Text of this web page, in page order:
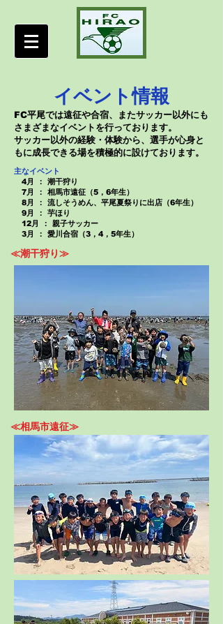
イベント情報
FC平尾では遠征や合宿、またサッカー以外にも
さまざまなイベントを行っております。
サッカー以外の経験・体験から、選手が心身と
もに成長できる場を積極的に設けております。
主なイベント
4月 ： 潮干狩り
7月 ： 相馬市遠征（5，6年生）
​ 8月 ： 流しそうめん、平尾夏祭りに出店（6年生）
9月 ： 芋ほり
12月 ： 親子サッカー
3月 ： 愛川合宿（3，4，5年生）
≪潮干狩り≫
≪相馬市遠征≫